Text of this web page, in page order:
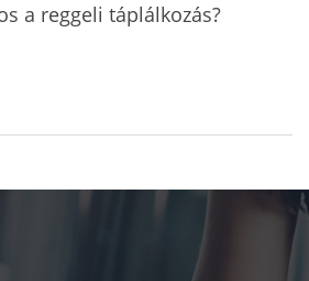
a reggeli táplálkozás?